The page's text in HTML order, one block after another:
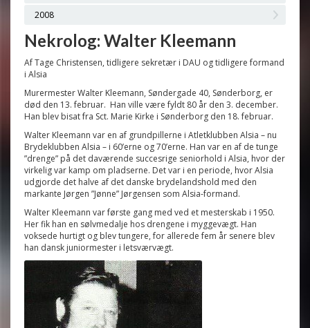
2008
Nekrolog: Walter Kleemann
Af Tage Christensen, tidligere sekretær i DAU og tidligere formand
i Alsia
Murermester Walter Kleemann, Søndergade 40, Sønderborg, er
død den 13. februar. Han ville være fyldt 80 år den 3. december.
Han blev bisat fra Sct. Marie Kirke i Sønderborg den 18. februar.
Walter Kleemann var en af grundpillerne i Atletklubben Alsia – nu
Brydeklubben Alsia – i 60’erne og 70’erne. Han var en af de tunge
”drenge” på det daværende succesrige seniorhold i Alsia, hvor der
virkelig var kamp om pladserne. Det var i en periode, hvor Alsia
udgjorde det halve af det danske brydelandshold med den
markante Jørgen ”Jønne” Jørgensen som Alsia-formand.
Walter Kleemann var første gang med ved et mesterskab i 1950.
Her fik han en sølvmedalje hos drengene i myggevægt. Han
voksede hurtigt og blev tungere, for allerede fem år senere blev
han dansk juniormester i letsværvægt.